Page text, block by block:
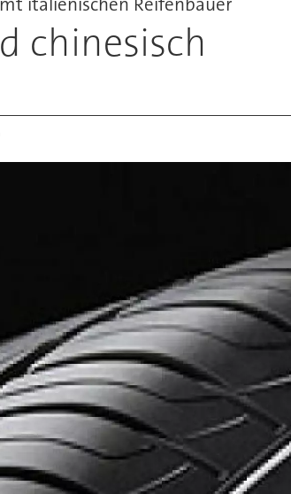
chinesisch